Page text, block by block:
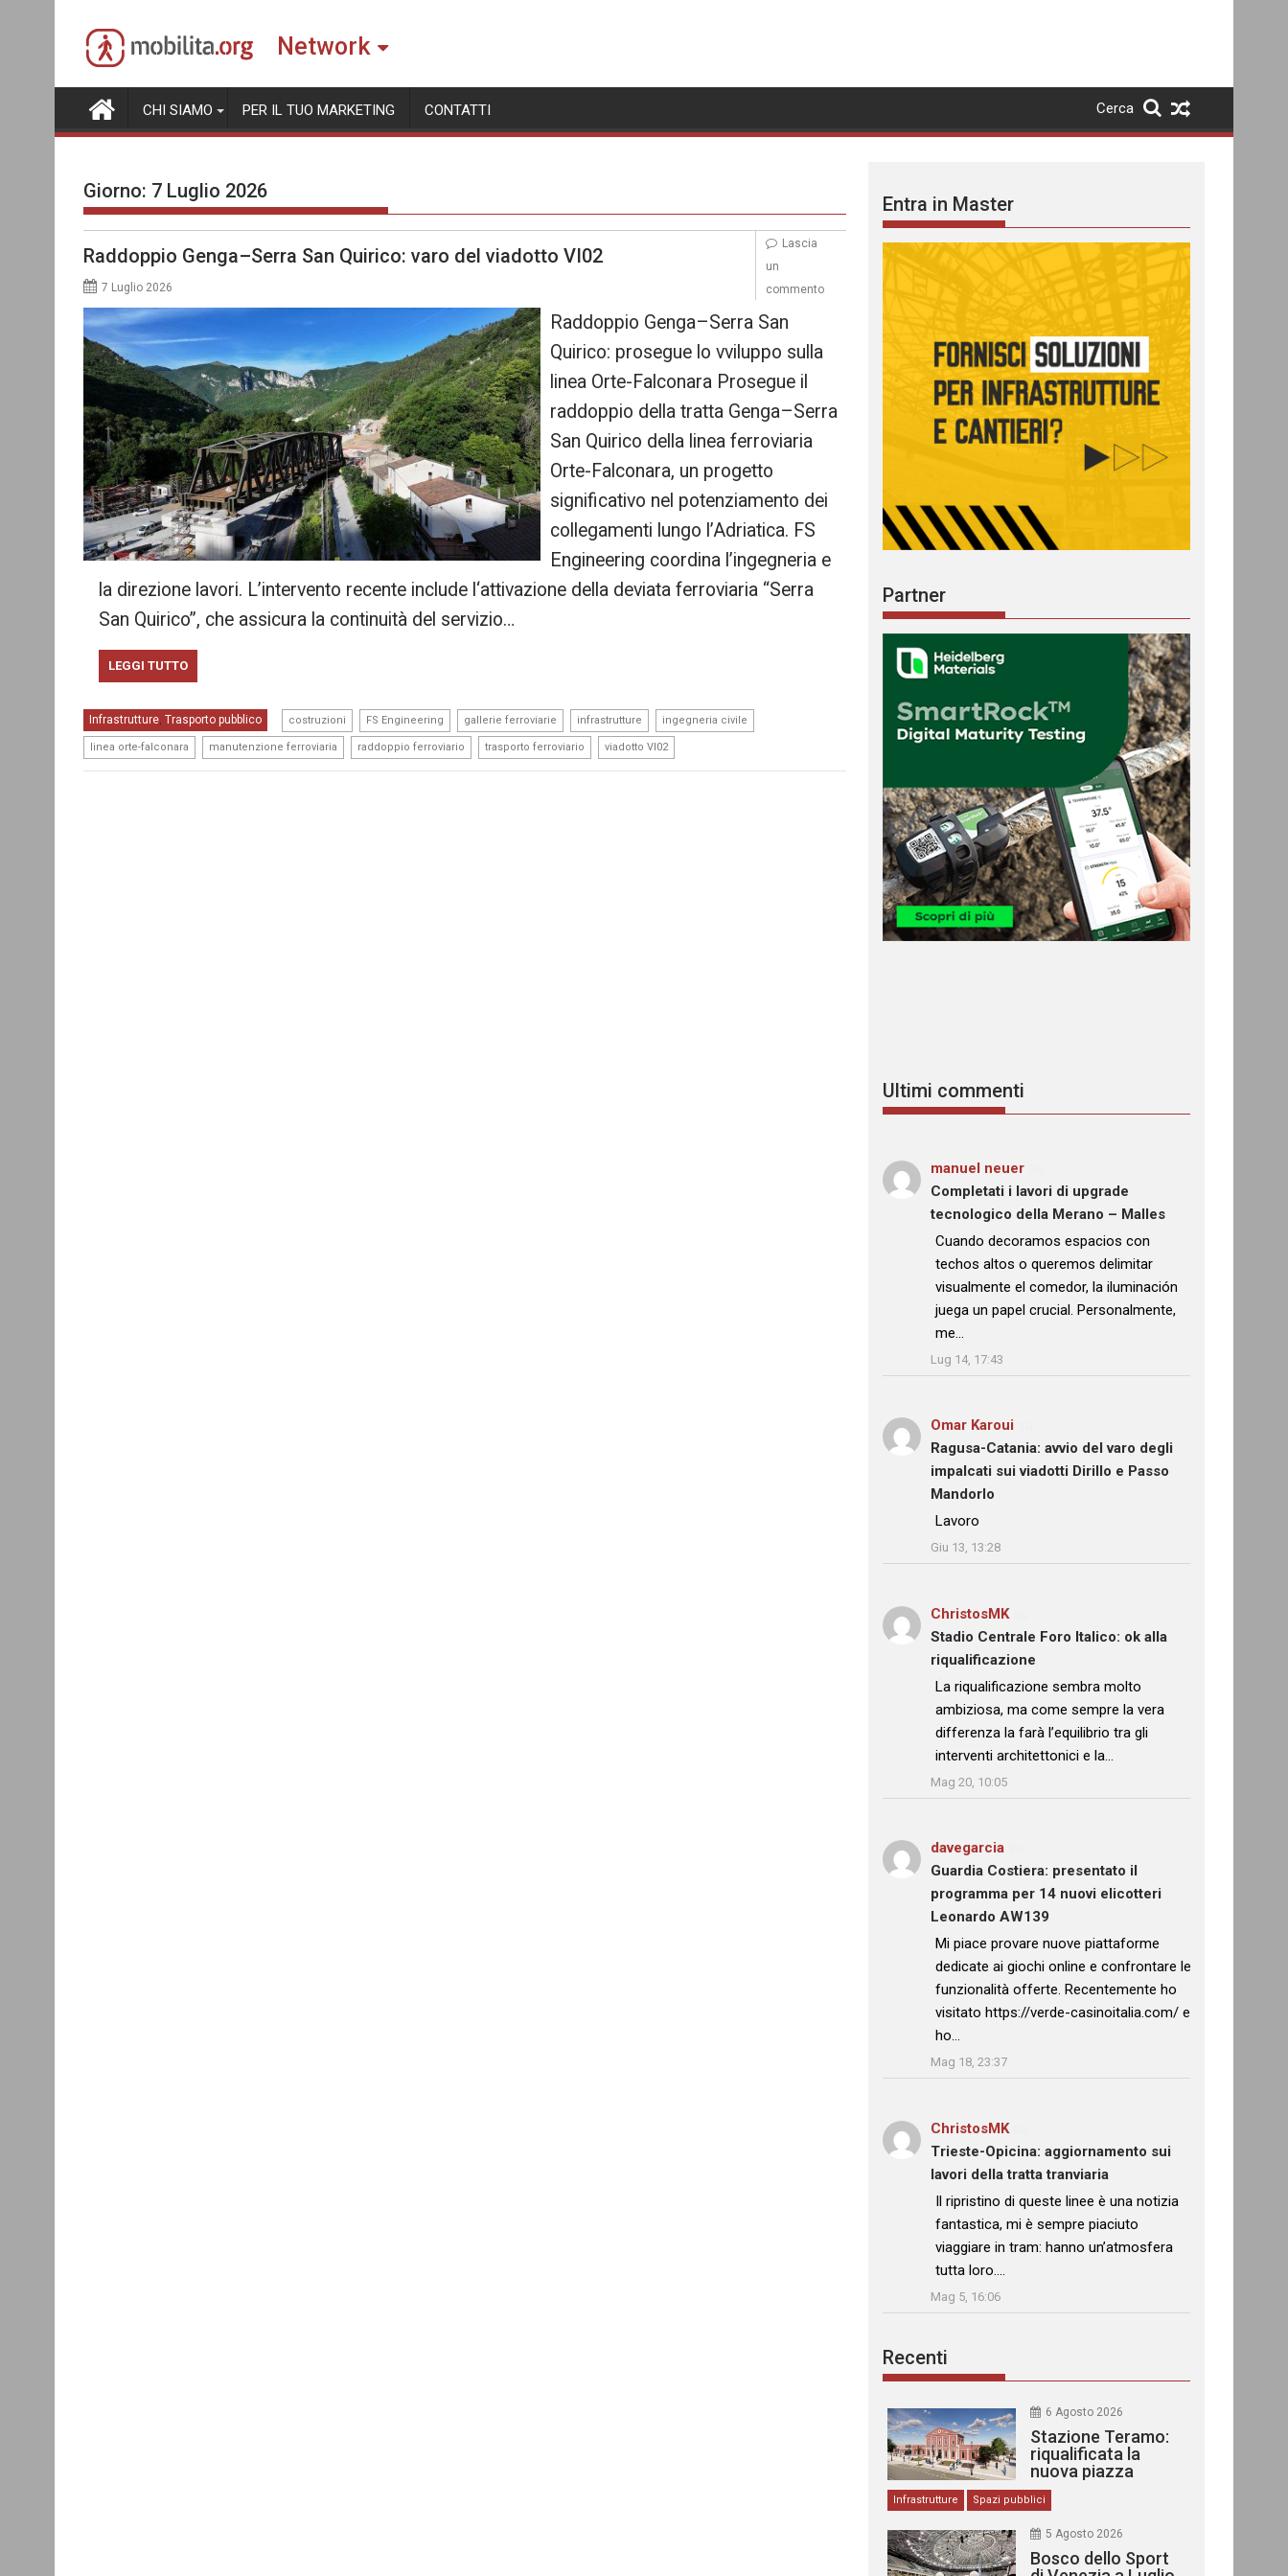
content
Network
CHI SIAMO PER IL TUO MARKETING CONTATTI Cerca
Giorno: 7 Luglio 2026
Raddoppio Genga–Serra San Quirico: varo del viadotto VI02
7 Luglio 2026
Raddoppio Genga–Serra San
Quirico: prosegue lo vviluppo sulla
linea Orte-Falconara Prosegue il
raddoppio della tratta Genga–Serra
San Quirico della linea ferroviaria
Orte-Falconara, un progetto
significativo nel potenziamento dei
collegamenti lungo l’Adriatica. FS
Engineering coordina l’ingegneria e
la direzione lavori. L’intervento recente include l‘attivazione della deviata ferroviaria “Serra
San Quirico”, che assicura la continuità del servizio…
LEGGI TUTTO
Infrastrutture, Trasporto pubblico costruzioni FS Engineering gallerie ferroviarie infrastrutture ingegneria civile
linea orte-falconara manutenzione ferroviaria raddoppio ferroviario trasporto ferroviario viadotto VI02
Lascia
un
commento
Entra in Master
Partner
Ultimi commenti
manuel neuer
Completati i lavori di upgrade
tecnologico della Merano – Malles
: “
Cuando decoramos espacios con
techos altos o queremos delimitar
visualmente el comedor, la iluminación
juega un papel crucial. Personalmente,
me…
Lug 14, 17:43
Omar Karoui
Ragusa-Catania: avvio del varo degli
impalcati sui viadotti Dirillo e Passo
Mandorlo
: “Lavoro
Giu 13, 13:28
ChristosMKsu
Stadio Centrale Foro Italico: ok alla
riqualificazione
: “La riqualificazione sembra molto
ambiziosa, ma come sempre la vera
differenza la farà l’equilibrio tra gli
interventi architettonici e la…
Mag 20, 10:05
davegarcia
Guardia Costiera: presentato il
programma per 14 nuovi elicotteri
Leonardo AW139
: “
Mi piace provare nuove piattaforme
dedicate ai giochi online e confrontare le
funzionalità offerte. Recentemente ho
visitato https://verde-casinoitalia.com/ e
ho…
Mag 18, 23:37
ChristosMKsu
Trieste-Opicina: aggiornamento sui
lavori della tratta tranviaria
: “
Il ripristino di queste linee è una notizia
fantastica, mi è sempre piaciuto
viaggiare in tram: hanno un’atmosfera
tutta loro.…
Mag 5, 16:06
Recenti
6 Agosto 2026
Stazione Teramo:
riqualificata la
nuova piazza
urbana
Infrastrutture Spazi pubblici
5 Agosto 2026
Bosco dello Sport